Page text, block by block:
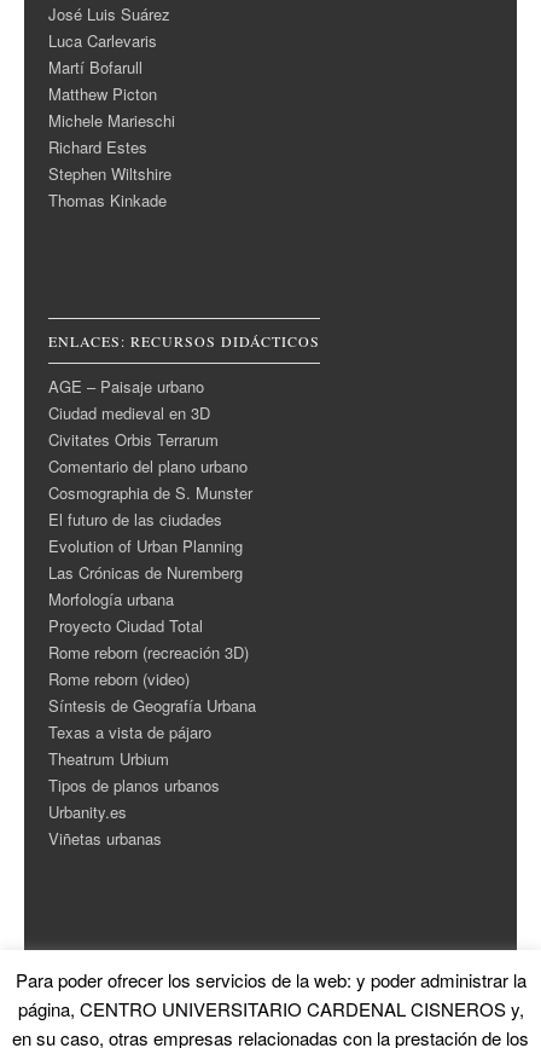
José Luis Suárez
Luca Carlevaris
Martí Bofarull
Matthew Picton
Michele Marieschi
Richard Estes
Stephen Wiltshire
Thomas Kinkade
ENLACES: RECURSOS DIDÁCTICOS
AGE – Paisaje urbano
Ciudad medieval en 3D
Civitates Orbis Terrarum
Comentario del plano urbano
Cosmographia de S. Munster
El futuro de las ciudades
Evolution of Urban Planning
Las Crónicas de Nuremberg
Morfología urbana
Proyecto Ciudad Total
Rome reborn (recreación 3D)
Rome reborn (video)
Síntesis de Geografía Urbana
Texas a vista de pájaro
Theatrum Urbium
Tipos de planos urbanos
Urbanity.es
Viñetas urbanas
ESTADÍSTICAS
Para poder ofrecer los servicios de la web: y poder administrar la
página, CENTRO UNIVERSITARIO CARDENAL CISNEROS y,
en su caso, otras empresas relacionadas con la prestación de los